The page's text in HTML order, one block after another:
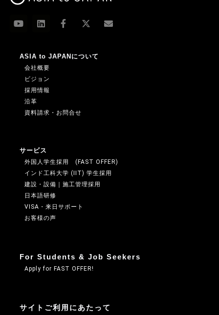
ASIA to JAPANについて
会社概要
ビジョン
採用情報
沿革
資料請求・お問合せ
サービス
外国人学生採用 (FAST OFFER)
インド工科大学 (IIT) 学生採用
建設・設備｜施工管理採用
日本語研修
VISA・来日サポート
お客様の声
For Students & Job Seekers
Apply for FAST OFFER!
サイトご利用にあたって